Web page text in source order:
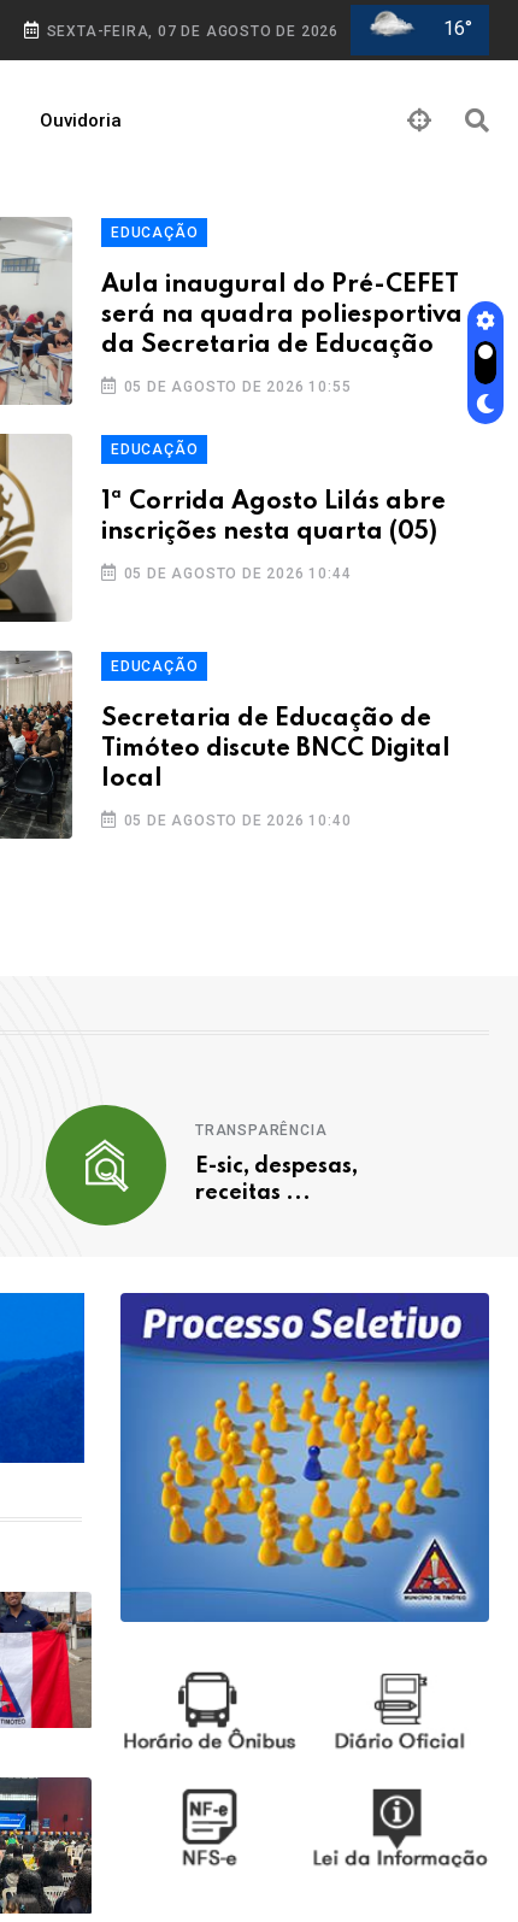
SEXTA-FEIRA, 07 DE AGOSTO DE 2026 16°
Ouvidoria
EDUCAÇÃO
Aula inaugural do Pré-CEFET
será na quadra poliesportiva
da Secretaria de Educação
05 DE AGOSTO DE 2026 10:55
EDUCAÇÃO
1ª Corrida Agosto Lilás abre
inscrições nesta quarta (05)
05 DE AGOSTO DE 2026 10:44
EDUCAÇÃO
Secretaria de Educação de
Timóteo discute BNCC Digital
local
05 DE AGOSTO DE 2026 10:40
TRANSPARÊNCIA
E-sic, despesas,
receitas ...